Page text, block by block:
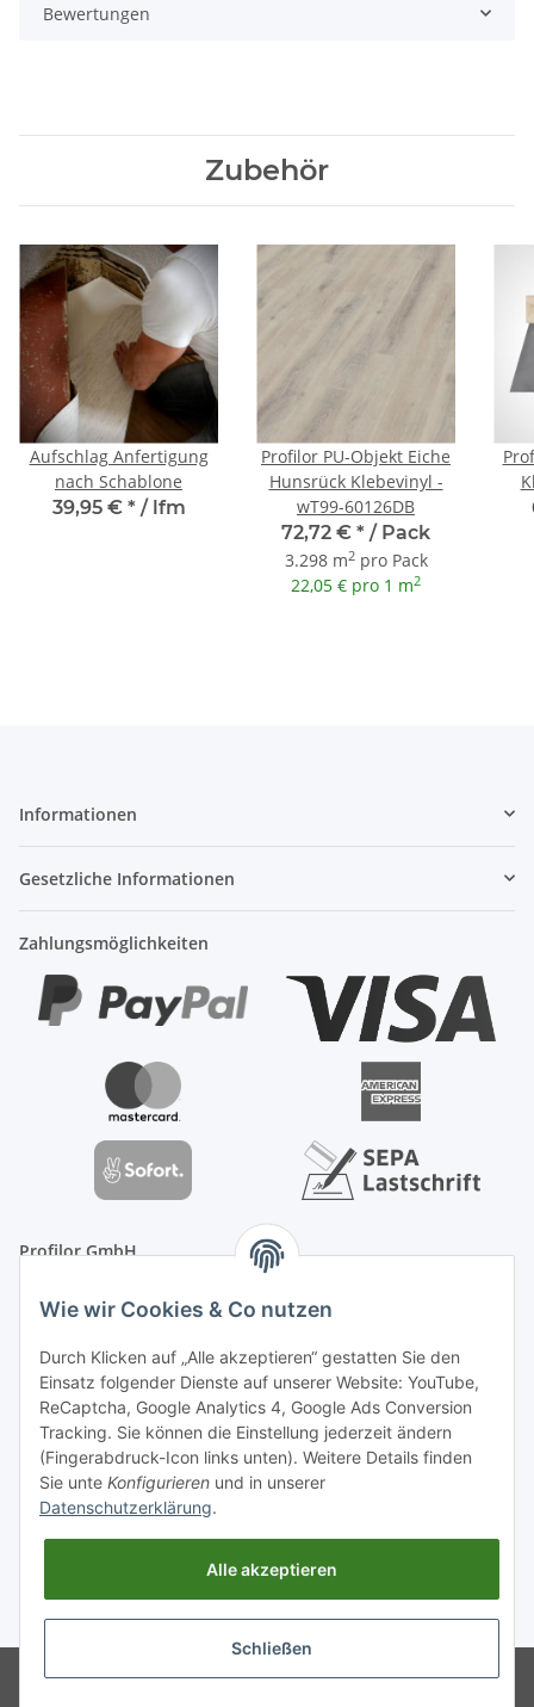
Bewertungen
Zubehör
Aufschlag Anfertigung
nach Schablone
39,95 € */ lfm
Profilor PU-Objekt Eiche
Hunsrück Klebevinyl -
wT99-60126DB
72,72 € * / Pack
3.298 m2pro Pack
22,05 € pro 1 m2
Informationen
Gesetzliche Informationen
Zahlungsmöglichkeiten
Profilor GmbH
OdF.Platz 2
16775 Löwenberger Land
Telefon: +49 (0) 33094-719-8719
E-Mail: info (ät) treppe99 (Punkt) de
* Alle Preise inkl. gesetzlicher USt., zzgl.Versand
Wie wir Cookies & Co nutzen
Durch Klicken auf „Alle akzeptieren“ gestatten Sie den
Einsatz folgender Dienste auf unserer Website: YouTube,
ReCaptcha, Google Analytics 4, Google Ads Conversion
Tracking. Sie können die Einstellung jederzeit ändern
(Fingerabdruck-Icon links unten). Weitere Details finden
Sie unte Konfigurieren und in unserer
Datenschutzerklärung.
Alle akzeptieren
Schließen